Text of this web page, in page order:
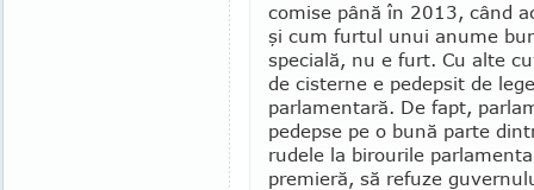
comise până în 2013, când
şi cum furtul unui anume
specială, nu e furt. Cu alte
de cisterne e pedepsit de
parlamentară. De fapt,
pedepse pe o bună parte
rudele la birourile
premieră, să refuze